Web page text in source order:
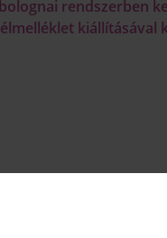
rendszerben
kiállításával